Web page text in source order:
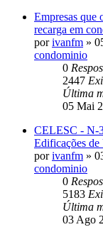
Empresas que
recarga em
porivanfm »
condominio
0
2447
Última
05 Mai
CELESC - N-
Edificações
porivanfm »
condominio
0
5183
Última
03 Ago